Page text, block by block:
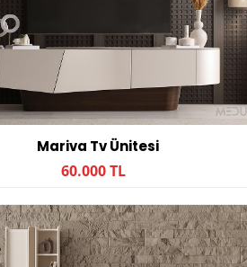
Mariva Tv Ünitesi
60.000 TL